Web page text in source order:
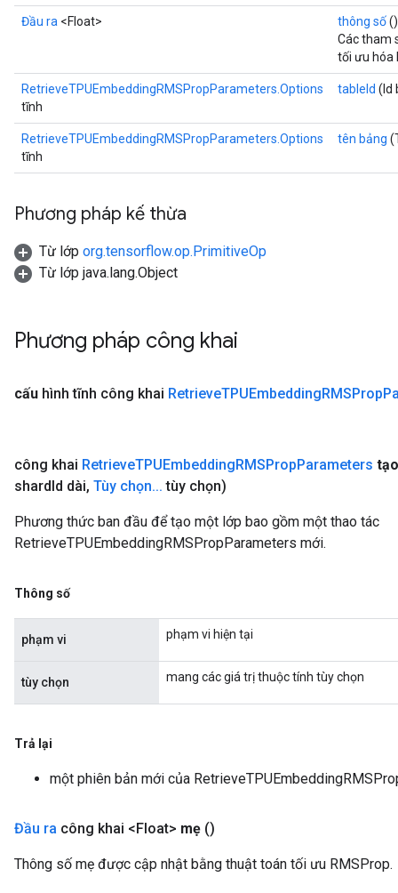
Đầu ra <Float> thông số()
Các tham
tối ưu hóa
RetrieveTPUEmbeddingRMSPropParameters.Options
tĩnh
tableId (Id
RetrieveTPUEmbeddingRMSPropParameters.Options
tĩnh
tên bảng
Phương pháp kế thừa
Từ lớp org.tensorflow.op.PrimitiveOp
Từ lớp java.lang.Object
Phương pháp công khai
cấu hình tĩnh công khai RetrieveTPUEmbeddingRMSProp
công khai RetrieveTPUEmbeddingRMSPropParameters tạo
shardId dài, Tùy chọn... tùy chọn)
Phương thức ban đầu để tạo một lớp bao gồm một thao tác
RetrieveTPUEmbeddingRMSPropParameters mới.
Thông số
phạm vi phạm vi hiện tại
tùy chọn mang các giá trị thuộc tính tùy chọn
Trả lại
một phiên bản mới của
Đầu ra công khai <Float> mẹ ()
Thông số mẹ được cập nhật bằng thuật toán tối ưu RMSProp.